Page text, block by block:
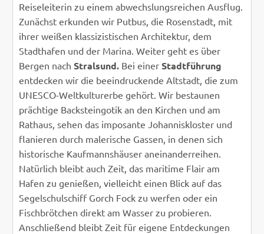
Reiseleiterin zu einem abwechslungsreichen Ausflug.
Zunächst erkunden wir Putbus, die Rosenstadt, mit
ihrer weißen klassizistischen Architektur, dem
Stadthafen und der Marina. Weiter geht es über
Bergen nachStralsund. Bei einerStadtführung
entdecken wir die beeindruckende Altstadt, die zum
UNESCO-Weltkulturerbe gehört. Wir bestaunen
prächtige Backsteingotik an den Kirchen und am
Rathaus, sehen das imposante Johanniskloster und
flanieren durch malerische Gassen, in denen sich
historische Kaufmannshäuser aneinanderreihen.
Natürlich bleibt auch Zeit, das maritime Flair am
Hafen zu genießen, vielleicht einen Blick auf das
Segelschulschiff Gorch Fock zu werfen oder ein
Fischbrötchen direkt am Wasser zu probieren.
Anschließend bleibt Zeit für eigene Entdeckungen